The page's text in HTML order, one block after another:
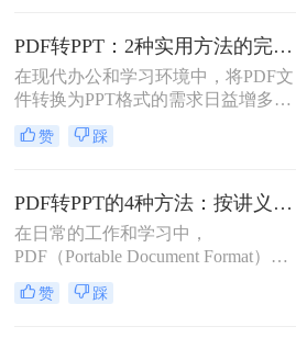
本文将介绍几种简单实用的方法，帮
助您高效完成转换。
PDF转PPT：2种实用方法的完整操作流程和格式保留对比！
在现代办公和学习环境中，将PDF文
件转换为PPT格式的需求日益增多。
无论是为了更方便地编辑内容，还是
为了在演示文稿中更好地展示信息，
能。那么如何把PDF转换成PPT呢？
本文将介绍两种高效的PDF转PPT方
法，帮助您根据自己的需求选择最合
适的方式。
赞 踩
PDF转PPT的4种方法：按讲义、合同、报告3种文件类型选！
在日常的工作和学习中，
PDF（Portable Document Format）因
其格式稳定、跨平台兼容等优点而广
泛应用。然而，在某些场合下，我们
赞 踩